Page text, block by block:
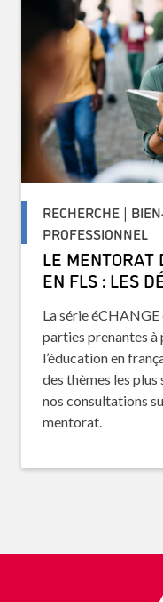
RECHERCHE |
PROFESSIONNEL
LE MENTORAT
EN FLS : LES
La série éCHANGE
parties prenantes
l’éducation en
des thèmes les
nos consultations
mentorat.